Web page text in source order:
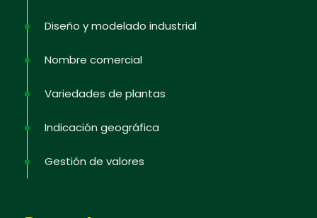
Diseño y modelado industrial
Nombre comercial
Variedades de plantas
Indicación geográfica
Gestión de valores